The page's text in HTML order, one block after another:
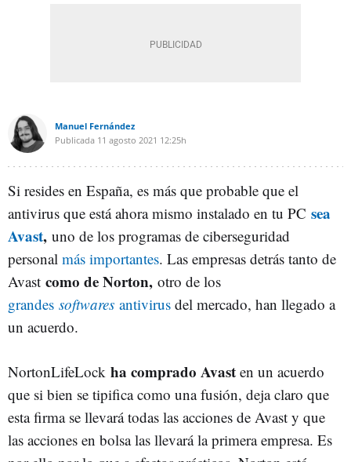
Manuel Fernández
Publicada 11 agosto 2021 12:25h
Si resides en España, es más que probable que el
antivirus que está ahora mismo instalado en tu PC sea
Avast, uno de los programas de ciberseguridad
personal más importantes. Las empresas detrás tanto de
Avast como de Norton, otro de los
grandes softwares antivirus del mercado, han llegado a
un acuerdo.
NortonLifeLock ha comprado Avast en un acuerdo
que si bien se tipifica como una fusión, deja claro que
esta firma se llevará todas las acciones de Avast y que
las acciones en bolsa las llevará la primera empresa. Es